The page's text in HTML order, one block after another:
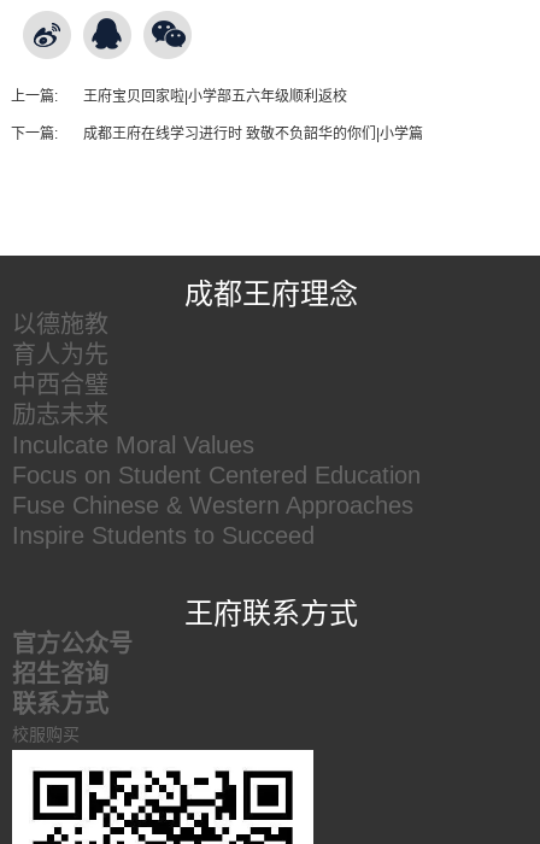
上一篇: 王府宝贝回家啦|小学部五六年级顺利返校
下一篇: 成都王府在线学习进行时 致敬不负韶华的你们|小学篇
成都王府理念
以德施教
育人为先
中西合璧
励志未来
Inculcate Moral Values
Focus on Student Centered Education
Fuse Chinese & Western Approaches
Inspire Students to Succeed
王府联系方式
官方公众号
招生咨询
联系方式
校服购买